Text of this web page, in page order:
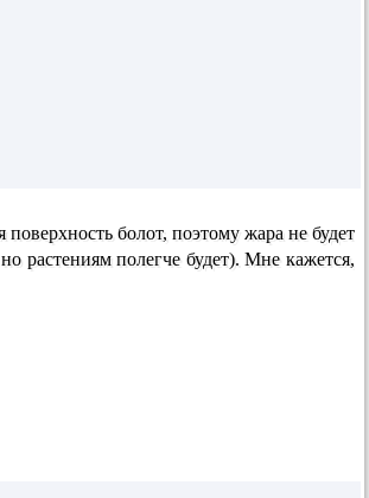
болот, поэтому жара не будет
растениям полегче будет). Мне кажется,